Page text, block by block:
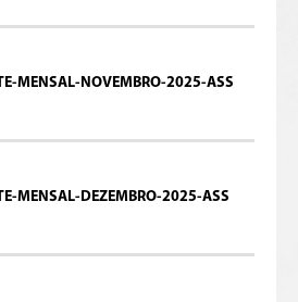
MENSAL-NOVEMBRO-2025-ASS
MENSAL-DEZEMBRO-2025-ASS